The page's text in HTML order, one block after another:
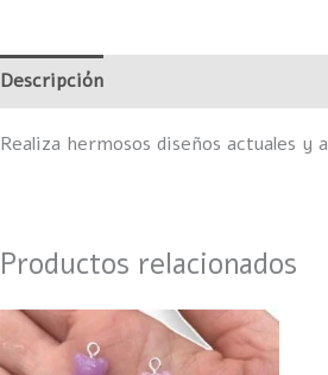
Descripción
Realiza hermosos diseños actuales
Productos relacionados
Este
producto